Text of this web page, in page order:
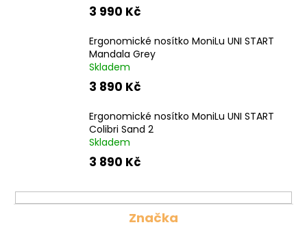
3 990 Kč
Ergonomické nosítko MoniLu UNI START
Mandala Grey
Skladem
3 890 Kč
Ergonomické nosítko MoniLu UNI START
Colibri Sand 2
Skladem
3 890 Kč
Značka